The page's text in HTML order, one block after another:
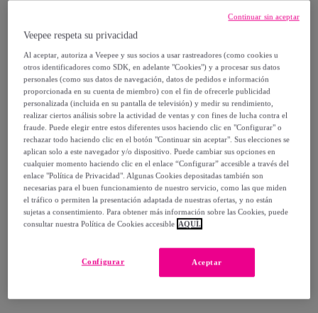
38, €
55,00 €
-30%
Vendido porT.A TOY
Entrega
Envío gratis
y el28/08
Veepee respeta su privacidad
Al aceptar, autoriza a Veepee y sus socios a usar rastreadores (como cookies u
otros identificadores como SDK, en adelante "Cookies") y a procesar sus datos
personales (como sus datos de navegación, datos de pedidos e información
proporcionada en su cuenta de miembro) con el fin de ofrecerle publicidad
personalizada (incluida en su pantalla de televisión) y medir su rendimiento,
realizar ciertos análisis sobre la actividad de ventas y con fines de lucha contra el
fraude. Puede elegir entre estos diferentes usos haciendo clic en "Configurar" o
rechazar todo haciendo clic en el botón "Continuar sin aceptar". Sus elecciones se
aplican solo a este navegador y/o dispositivo. Puede cambiar sus opciones en
cualquier momento haciendo clic en el enlace “Configurar” accesible a través del
enlace "Política de Privacidad". Algunas Cookies depositadas también son
necesarias para el buen funcionamiento de nuestro servicio, como las que miden
el tráfico o permiten la presentación adaptada de nuestras ofertas, y no están
sujetas a consentimiento. Para obtener más información sobre las Cookies, puede
consultar nuestra Política de Cookies accesible AQUÍ.
Aceptar
Configurar
Continuar sin aceptar